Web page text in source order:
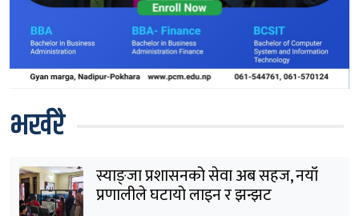
भर्खरै
स्याङ्जा प्रशासनको सेवा अब सहज, नयाँ
प्रणालीले घटायो लाइन र झन्झट